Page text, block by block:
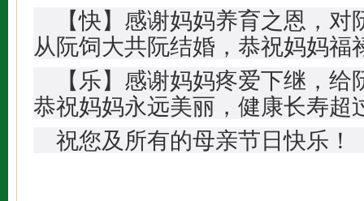
【快】感谢妈妈养育之恩，
从阮饲大共阮结婚，恭祝妈妈福
【乐】感谢妈妈疼爱下继，
恭祝妈妈永远美丽，健康长寿超
祝您及所有的母亲节日快乐！